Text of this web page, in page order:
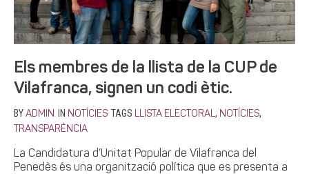
Els membres de la llista de la CUP de
Vilafranca, signen un codi ètic.
BY ADMIN IN NOTÍCIES TAGS LLISTA ELECTORAL, NOTÍCIES,
TRANSPARÈNCIA
La Candidatura d’Unitat Popular de Vilafranca del
Penedès és una organització política que es presenta a